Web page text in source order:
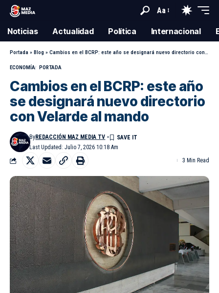
Aa
Noticias Actualidad Política Internacional
Portada » Blog » Cambios en el BCRP: este año se designará nuevo directorio con Velarde al mando
ECONOMÍA PORTADA
Cambios en el BCRP: este año
se designará nuevo directorio
con Velarde al mando
Last Updated: Julio 7, 2026 10:18 Am
ByREDACCIÓN MAZ MEDIA TV
3 Min Read